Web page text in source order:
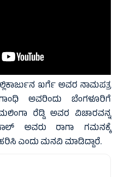
ಖರ್ಗೆ ಅವರ ನಾಮಪತ್ರ
ಅವರಿಂದು ಬೆಂಗಳೂರಿಗೆ
ರೆಡ್ಡಿ ಅವರ ವಿಚಾರವನ್ನ
ಅವರು ರಾಗಾ ಗಮನಕ್ಕೆ
ಎಂದು ಮನವಿ ಮಾಡಿದ್ದಾರೆ.